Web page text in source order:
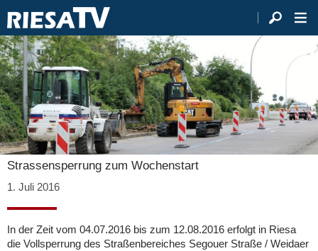
Strassensperrung zum Wochenstart
1. Juli 2016
In der Zeit vom 04.07.2016 bis zum 12.08.2016 erfolgt in Riesa
die Vollsperrung des Straßenbereiches Segouer Straße / Weidaer